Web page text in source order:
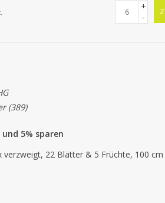
+
-
(389)
5% sparen
verzweigt, 22 Blätter & 5 Früchte, 100 cm